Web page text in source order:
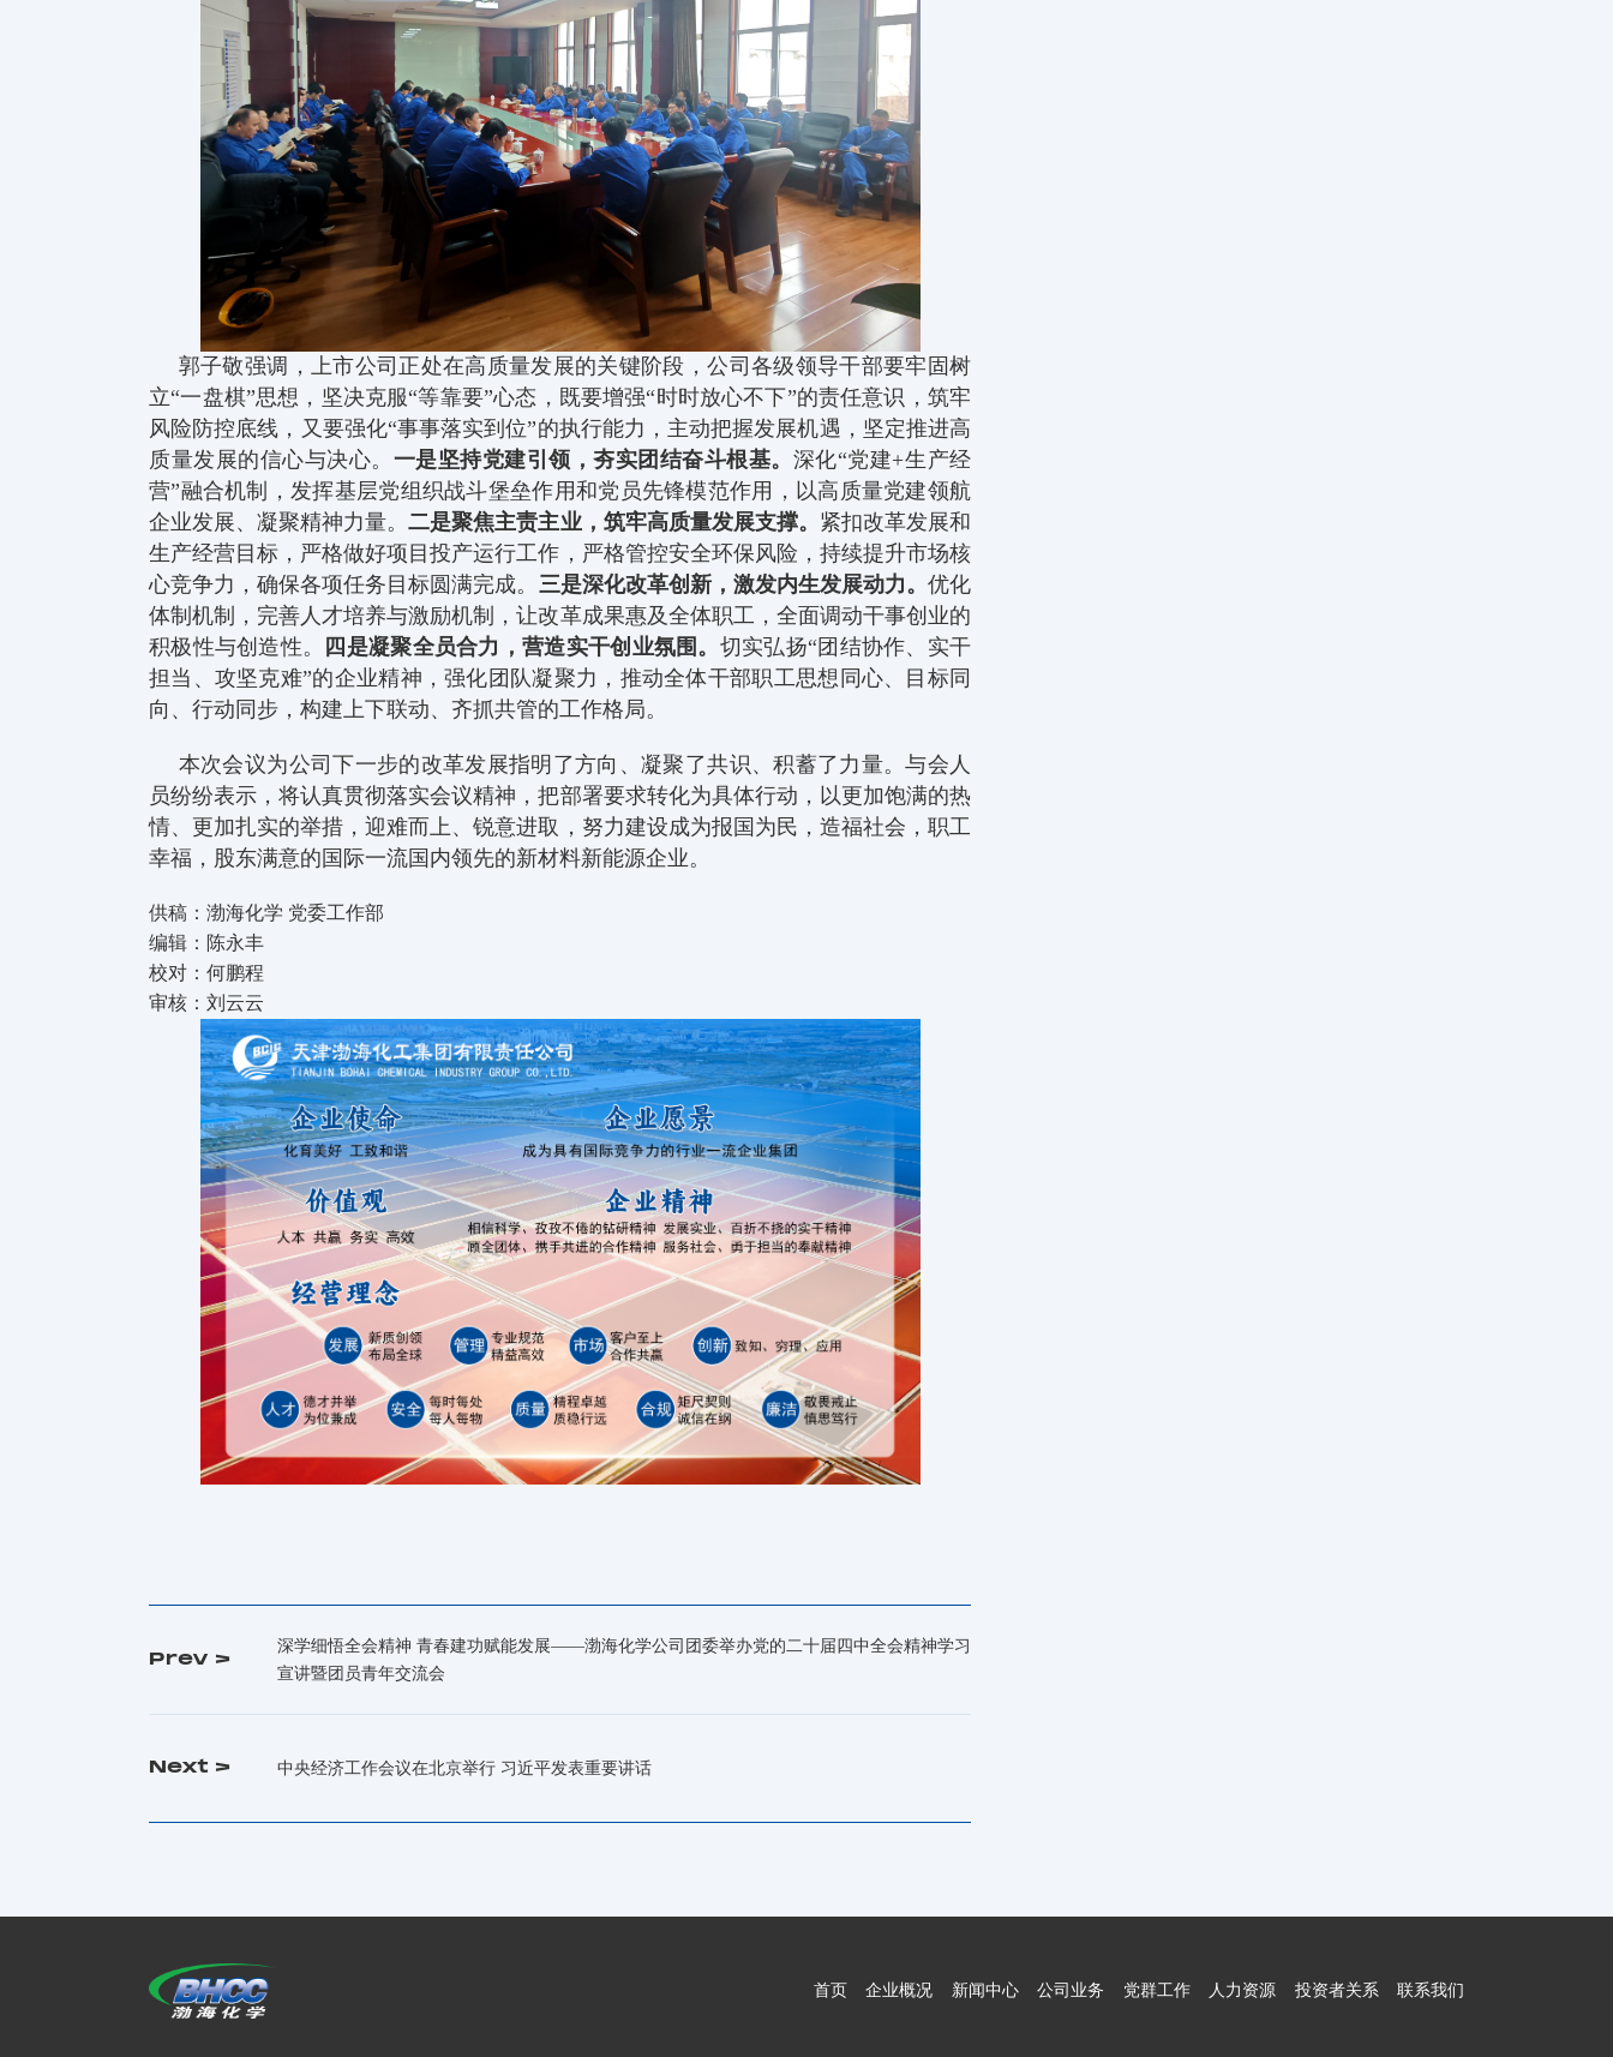
郭子敬强调，上市公司正处在高质量发展的关键阶段，公司各级领导干部要牢固树
立“一盘棋”思想，坚决克服“等靠要”心态，既要增强“时时放心不下”的责任意识，筑牢
风险防控底线，又要强化“事事落实到位”的执行能力，主动把握发展机遇，坚定推进高
质量发展的信心与决心。 一是坚持党建引领，夯实团结奋斗根基。 深化“党建+生产经
营”融合机制，发挥基层党组织战斗堡垒作用和党员先锋模范作用，以高质量党建领航
企业发展、凝聚精神力量。二是聚焦主责主业，筑牢高质量发展支撑。 紧扣改革发展和
生产经营目标，严格做好项目投产运行工作，严格管控安全环保风险，持续提升市场核
心竞争力，确保各项任务目标圆满完成。 三是深化改革创新，激发内生发展动力。 优化
体制机制，完善人才培养与激励机制，让改革成果惠及全体职工，全面调动干事创业的
积极性与创造性。
四是凝聚全员合力，营造实干创业氛围。 切实弘扬“团结协作、实干
担当、攻坚克难”的企业精神，强化团队凝聚力，推动全体干部职工思想同心、目标同
向、行动同步，构建上下联动、齐抓共管的工作格局。
本次会议为公司下一步的改革发展指明了方向、凝聚了共识、积蓄了力量。与会人
员纷纷表示，将认真贯彻落实会议精神，把部署要求转化为具体行动，以更加饱满的热
情、更加扎实的举措，迎难而上、锐意进取，努力建设成为报国为民，造福社会，职工
幸福，股东满意的国际一流国内领先的新材料新能源企业。
供稿：渤海化学 党委工作部
编辑：陈永丰
校对：何鹏程
审核：刘云云
Prev >
深学细悟全会精神 青春建功赋能发展——渤海化学公司团委举办党的二十届四中全会精神学习
宣讲暨团员青年交流会
Next > 中央经济工作会议在北京举行 习近平发表重要讲话
首页 企业概况 新闻中心 公司业务 党群工作 人力资源 投资者关系 联系我们